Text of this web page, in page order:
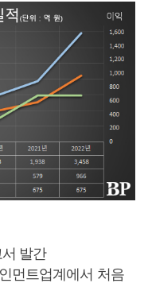
발간
먼트업계에서 처음